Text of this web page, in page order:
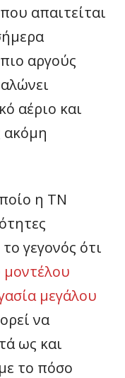
απαιτείται
αργούς
αέριο και
ακόμη
η ΤΝ
γεγονός ότι
μοντέλου
μεγάλου
να
ως και
το πόσο